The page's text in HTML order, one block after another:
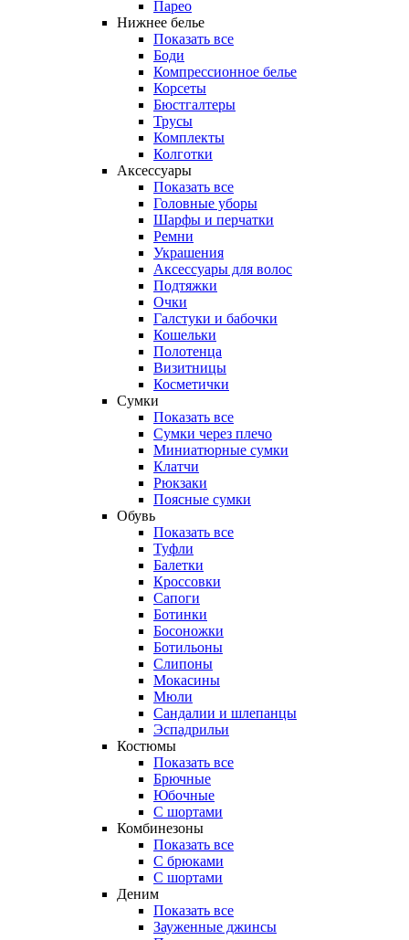
Парео
Нижнее белье
Показать все
Боди
Компрессионное белье
Корсеты
Бюстгалтеры
Трусы
Комплекты
Колготки
Аксессуары
Показать все
Головные уборы
Шарфы и перчатки
Ремни
Украшения
Аксессуары для волос
Подтяжки
Очки
Галстуки и бабочки
Кошельки
Полотенца
Визитницы
Косметички
Сумки
Показать все
Сумки через плечо
Миниатюрные cумки
Клатчи
Рюкзаки
Поясные сумки
Обувь
Показать все
Туфли
Балетки
Кроссовки
Сапоги
Ботинки
Босоножки
Ботильоны
Слипоны
Мокасины
Мюли
Сандалии и шлепанцы
Эспадрильи
Костюмы
Показать все
Брючные
Юбочные
С шортами
Комбинезоны
Показать все
С брюками
С шортами
Деним
Показать все
Зауженные джинсы